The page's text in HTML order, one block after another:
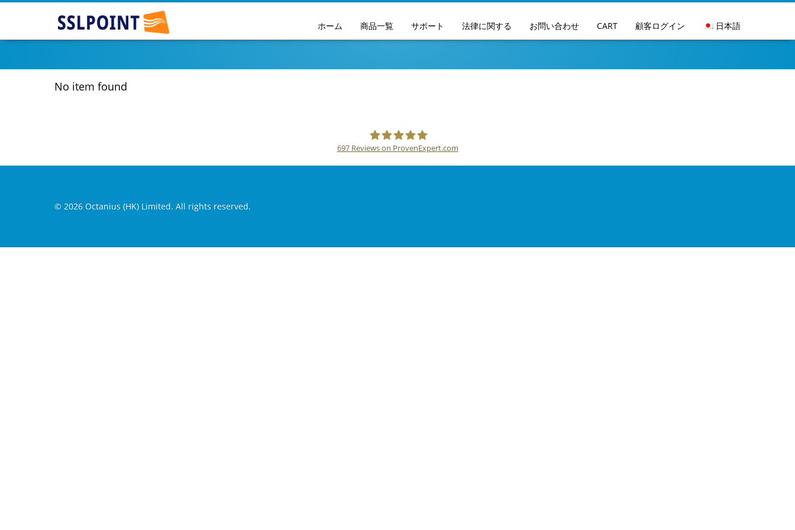
SSLPOINT - Japan's Best Choice for SSL
Skip
ホーム 商品一覧 サポート 法律に関する お問い合わせ CART 顧客ログイン 日本語
No item found
697Reviews on ProvenExpert.com
© 2026 Octanius (HK) Limited. All rights reserved.